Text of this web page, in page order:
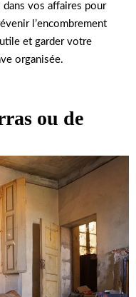
dans vos affaires pour
l’encombrement
et garder votre
organisée.
ou de